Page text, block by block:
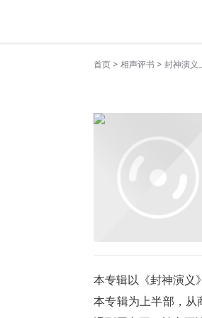
首页 > 相声评书 > 封神演义
本专辑以《封神演义
本专辑为上半部，从